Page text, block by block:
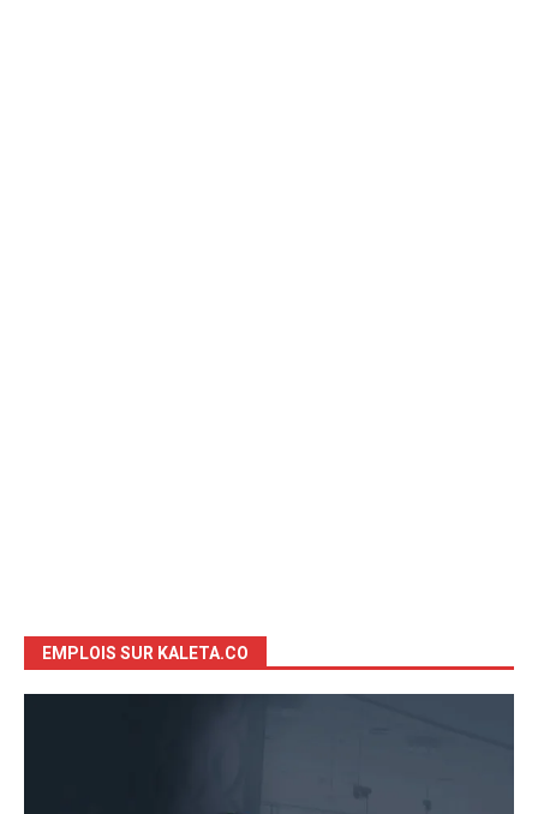
EMPLOIS SUR KALETA.CO